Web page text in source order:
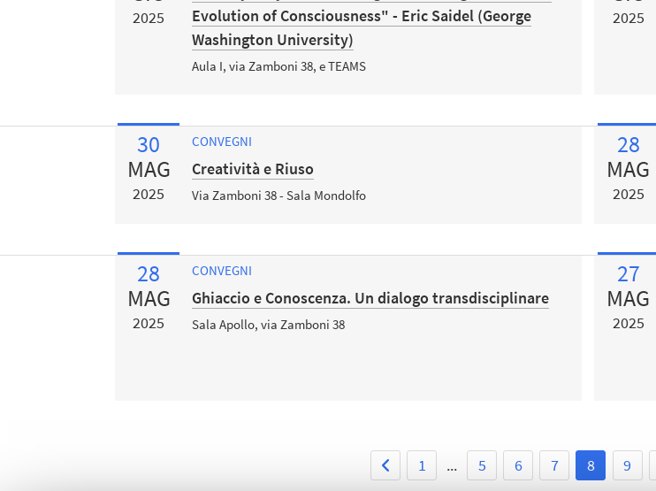
2025
Evolution of Consciousness" - Eric Saidel (George
Washington University)
Aula I, via Zamboni 38, e TEAMS
2025
30
MAG
2025
CONVEGNI
Creatività e Riuso
Via Zamboni 38 - Sala Mondolfo
28
MAG
2025
28
MAG
2025
CONVEGNI
Ghiaccio e Conoscenza. Un dialogo transdisciplinare
Sala Apollo, via Zamboni 38
27
MAG
2025
1 ... 5 6 7 8 9